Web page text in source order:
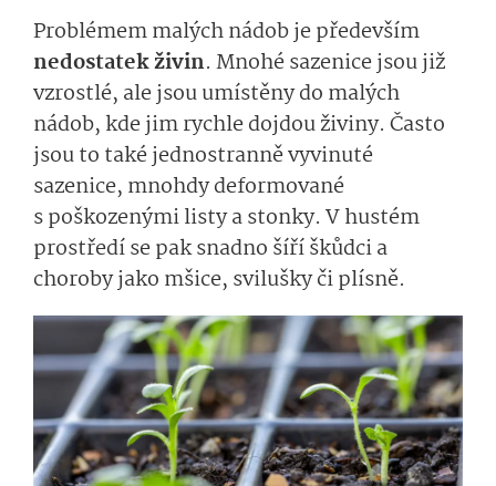
Problémem malých nádob je především
nedostatek živin. Mnohé sazenice jsou již
vzrostlé, ale jsou umístěny do malých
nádob, kde jim rychle dojdou živiny. Často
jsou to také jednostranně vyvinuté
sazenice, mnohdy deformované
s poškozenými listy a stonky. V hustém
prostředí se pak snadno šíří škůdci a
choroby jako mšice, svilušky či plísně.